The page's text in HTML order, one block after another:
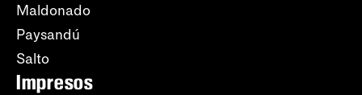
Maldonado
Paysandú
Salto
Impresos